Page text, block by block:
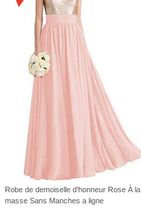
Robe de demoiselle d'honneur Rose À la
masse Sans Manches a ligne